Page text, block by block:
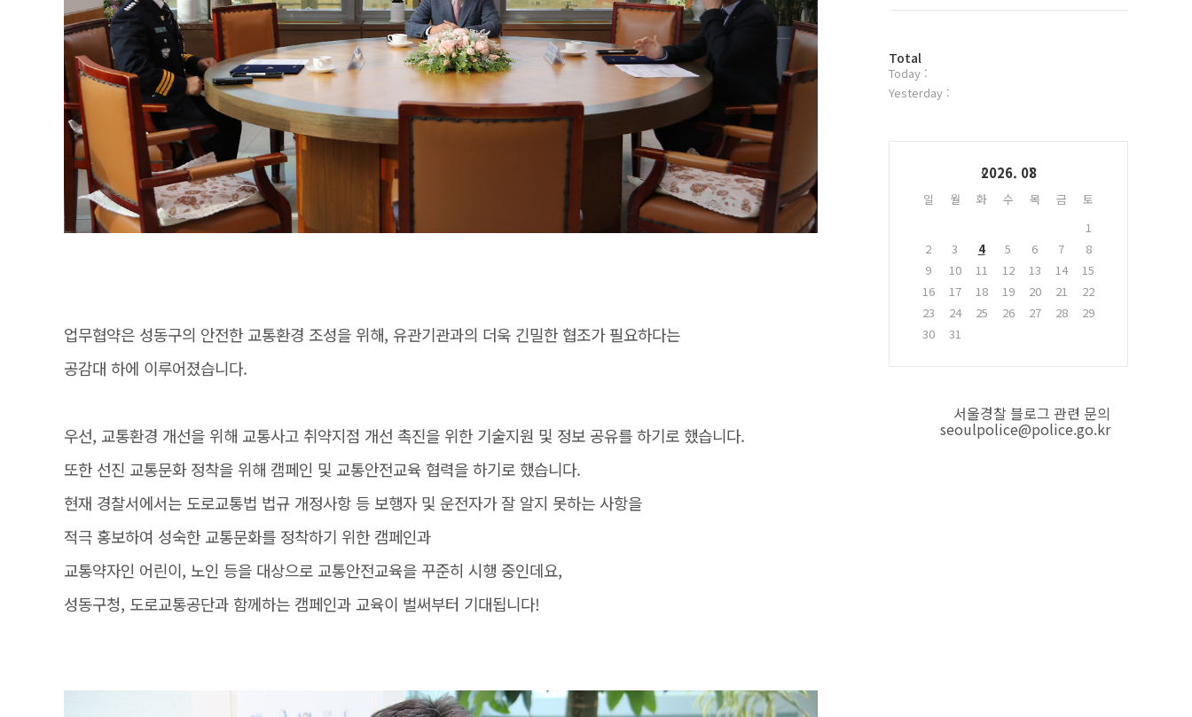
업무협약은 성동구의 안전한 교통환경 조성을 위해, 유관기관과의 더욱 긴밀한 협조가 필요하다는
공감대 하에 이루어졌습니다.
우선, 교통환경 개선을 위해 교통사고 취약지점 개선 촉진을 위한 기술지원 및 정보 공유를 하기로 했습니다.
또한 선진 교통문화 정착을 위해 캠페인 및 교통안전교육 협력을 하기로 했습니다.
현재 경찰서에서는 도로교통법 법규 개정사항 등 보행자 및 운전자가 잘 알지 못하는 사항을
적극 홍보하여 성숙한 교통문화를 정착하기 위한 캠페인과
교통약자인 어린이, 노인 등을 대상으로 교통안전교육을 꾸준히 시행 중인데요,
성동구청, 도로교통공단과 함께하는 캠페인과 교육이 벌써부터 기대됩니다!
플
러
그
방
문
자
Total
Today :
Yesterday :
2026. 08
일 월 화 수 목 금
토
1
2
3 4 5 6 7
8
9
10 11 12 13 14
15
16
17 18 19 20 21
22
23
24 25 26 27 28
29
30
31
서울경찰 블로그 관련 문의
seoulpolice@police.go.kr